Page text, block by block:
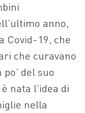
anno,
Covid-19, che
che curavano
del suo
nata l’idea di
nella